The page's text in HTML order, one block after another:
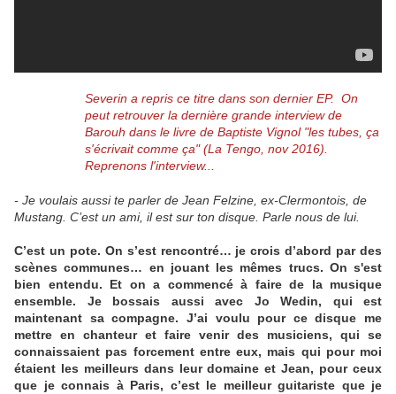
Severin a repris ce titre dans son dernier EP. On
peut retrouver la dernière grande interview de
Barouh dans le livre de Baptiste Vignol "les tubes, ça
s'écrivait comme ça" (La Tengo, nov 2016).
Reprenons l'interview...
- Je voulais aussi te parler de Jean Felzine, ex-Clermontois, de
Mustang. C’est un ami, il est sur ton disque. Parle nous de lui.
C’est un pote. On s’est rencontré… je crois d’abord par des
scènes communes… en jouant les mêmes trucs. On s'est
bien entendu. Et on a commencé à faire de la musique
ensemble. Je bossais aussi avec Jo Wedin, qui est
maintenant sa compagne. J’ai voulu pour ce disque me
mettre en chanteur et faire venir des musiciens, qui se
connaissaient pas forcement entre eux, mais qui pour moi
étaient les meilleurs dans leur domaine et Jean, pour ceux
que je connais à Paris, c’est le meilleur guitariste que je